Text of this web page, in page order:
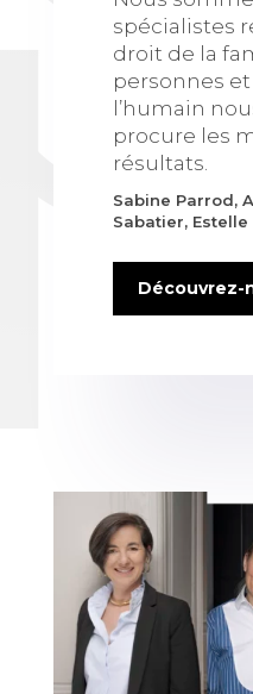
spécialistes
droit de la
personnes
l’humain
procure les
résultats.
Sabine Parrod,
Sabatier, Estelle
Découvrez-